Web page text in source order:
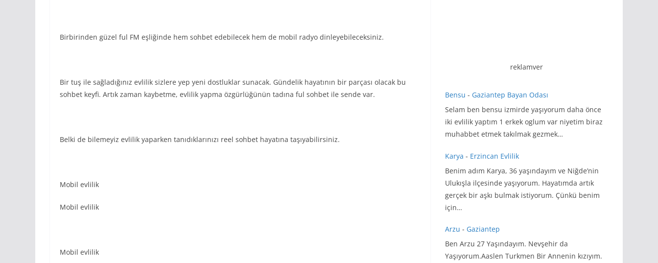
Birbirinden güzel ful FM eşliğinde hem sohbet edebilecek hem de mobil radyo dinleyebileceksiniz.
Bir tuş ile sağladığınız evlilik sizlere yep yeni dostluklar sunacak. Gündelik hayatının bir parçası olacak bu
sohbet keyfi. Artık zaman kaybetme, evlilik yapma özgürlüğünün tadına ful sohbet ile sende var.
Belki de bilemeyiz evlilik yaparken tanıdıklarınızı reel sohbet hayatına taşıyabilirsiniz.
Mobil evlilik
Mobil evlilik
Mobil evlilik
reklamver
Bensu - Gaziantep Bayan Odası
Selam ben bensu izmirde yaşıyorum daha önce
iki evlilik yaptım 1 erkek oglum var niyetim biraz
muhabbet etmek takılmak gezmek…
Karya - Erzincan Evlilik
Benim adım Karya, 36 yaşındayım ve Niğde’nin
Ulukışla ilçesinde yaşıyorum. Hayatımda artık
gerçek bir aşkı bulmak istiyorum. Çünkü benim
için…
Arzu - Gaziantep
Ben Arzu 27 Yaşındayım. Nevşehir da
Yaşıyorum.Aaslen Turkmen Bir Annenin kızıyım.